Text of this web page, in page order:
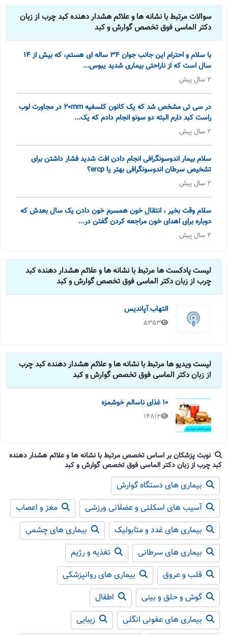
سوالات مرتبط با نشانه ها و علائم هشدار دهنده کبد چرب از زبان
دکتر الماسی فوق تخصص گوارش و کبد
با سلام و احترام این جانب جوان 34 ساله ای هستم، که بیش از 14
سال است که از ناراحتی بیماری شدید یبوس...
2 سال پیش
در سی تی مشخص شد که یک کانون کلسفیه 20mm در مجاورت لوب
راست کبد دارم البته دو سونو انجام دادم که یک...
2 سال پیش
سلام بیمار اندوسونگرافی انجام دادن افت شدید فشار داشتن برای
تشخیص سرطان اندوسونگرافی بهتر یا ercp؟
2 سال پیش
سلام وقت بخیر ، انتقال خون همسرم خون دادن یک سال بعدش که
دوباره برای اهدای خون مراجعه کردن گفتن در...
2 سال پیش
لیست پادکست ها مرتبط با نشانه ها و علائم هشدار دهنده کبد
چرب از زبان دکتر الماسی فوق تخصص گوارش و کبد
التهاب آپاندیس
5353
لیست ویدیو ها مرتبط با نشانه ها و علائم هشدار دهنده کبد چرب
از زبان دکتر الماسی فوق تخصص گوارش و کبد
10 غذای ناسالم خوشمزه
14812
نوبت پزشکان بر اساس تخصص مرتبط با نشانه ها و علائم هشدار دهنده
کبد چرب از زبان دکتر الماسی فوق تخصص گوارش و کبد
بیماری های دستگاه گوارش
آسیب های اسکلتی و عضلانی ورزشی
مغز و اعصاب
بیماری های غدد و متابولیک
بیماری های چشمی
بیماری های سرطانی
تغذیه و رژیم
قلب و عروق
بیماری های روانپزشکی
گوش و حلق و بینی
اطفال
بیماری های عفونی انگلی
زیبایی